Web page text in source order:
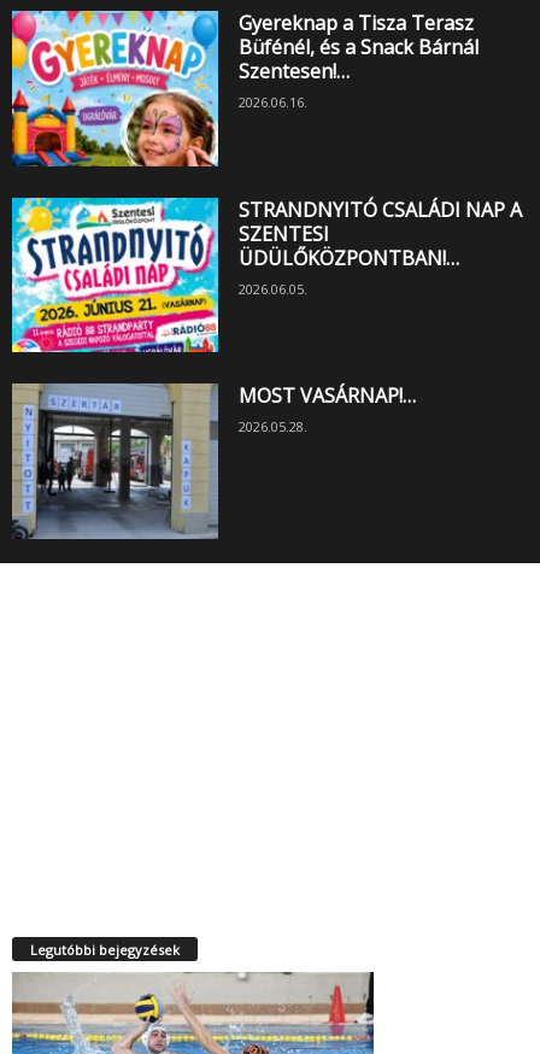
Gyereknap a Tisza Terasz
Büfénél, és a Snack Bárnál
Szentesen!…
2026.06.16.
STRANDNYITÓ CSALÁDI NAP A
SZENTESI
ÜDÜLŐKÖZPONTBAN!…
2026.06.05.
MOST VASÁRNAP!…
2026.05.28.
Legutóbbi bejegyzések